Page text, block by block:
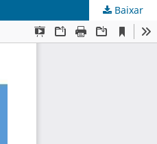
Baixar